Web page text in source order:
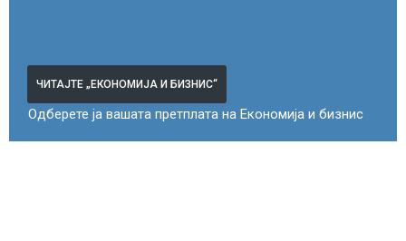
ЧИТАЈТЕ „ЕКОНОМИЈА И БИЗНИС“
Одберете ја вашата претплата на Економија и бизнис